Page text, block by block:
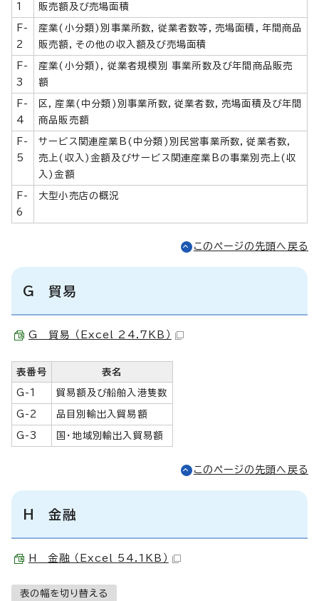
1 販売額及び売場面積
F-
2
産業(小分類)別事業所数，従業者数等，売場面積，年間商品
販売額，その他の収入額及び売場面積
F-
3
産業(小分類)，従業者規模別 事業所数及び年間商品販売
額
F-
4
区，産業(中分類)別事業所数，従業者数，売場面積及び年間
商品販売額
F-
5
サービス関連産業B(中分類)別民営事業所数，従業者数，
売上(収入)金額及びサービス関連産業Bの事業別売上(収
入)金額
F-
6
大型小売店の概況
このページの先頭へ戻る
G 貿易
G 貿易 （Excel 24.7KB）
表番号 表名
G-1 貿易額及び船舶入港隻数
G-2 品目別輸出入貿易額
G-3 国・地域別輸出入貿易額
このページの先頭へ戻る
H 金融
H 金融 （Excel 54.1KB）
表の幅を切り替える